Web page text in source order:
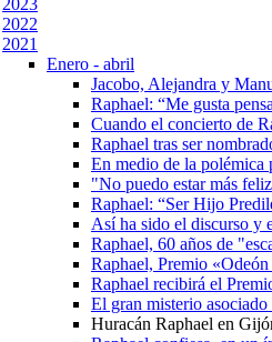
2023
2022
2021
Enero - abril
Jacobo, Alejandra y
Raphael: “Me gusta
Cuando el concierto de
Raphael tras ser
En medio de la polémica
"No puedo estar más
Raphael: “Ser Hijo
Así ha sido el discurso y
Raphael, 60 años de
Raphael, Premio
Raphael recibirá el
El gran misterio asociado
Huracán Raphael en